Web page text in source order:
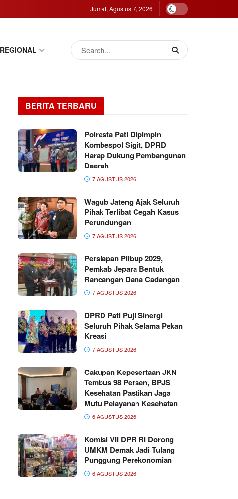
Jumat, Agustus 7, 2026
REGIONAL
BERITA TERBARU
Polresta Pati Dipimpin
Kombespol Sigit, DPRD
Harap Dukung Pembangunan
Daerah
7 AGUSTUS 2026
Wagub Jateng Ajak Seluruh
Pihak Terlibat Cegah Kasus
Perundungan
7 AGUSTUS 2026
Persiapan Pilbup 2029,
Pemkab Jepara Bentuk
Rancangan Dana Cadangan
7 AGUSTUS 2026
DPRD Pati Puji Sinergi
Seluruh Pihak Selama Pekan
Kreasi
7 AGUSTUS 2026
Cakupan Kepesertaan JKN
Tembus 98 Persen, BPJS
Kesehatan Pastikan Jaga
Mutu Pelayanan Kesehatan
6 AGUSTUS 2026
Komisi VII DPR RI Dorong
UMKM Demak Jadi Tulang
Punggung Perekonomian
6 AGUSTUS 2026